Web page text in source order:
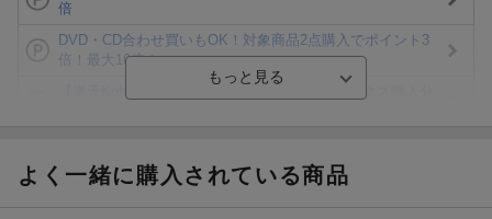
倍
DVD・CD合わせ買いもOK！対象商品2点購入でポイント3
倍！最大10倍！
分け！
よく一緒に購入されている商品